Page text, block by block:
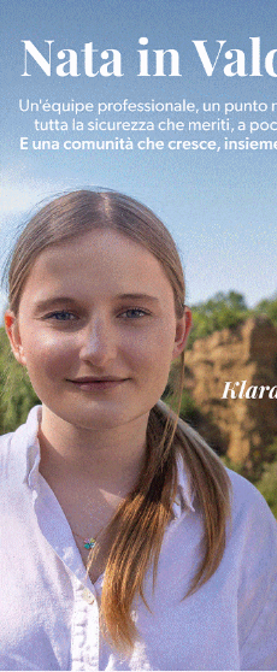
persone ferite
Cronaca 6 Agosto 2026
Da Toscana, Emilia
Romgna, Umbria e Lazio
le avversarie di
Montevarchi e
Terranuova Traiana
Calcio 6 Agosto 2026
Ultime Calcio